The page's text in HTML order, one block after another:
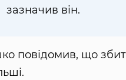
зазначив він.
повідомив, що